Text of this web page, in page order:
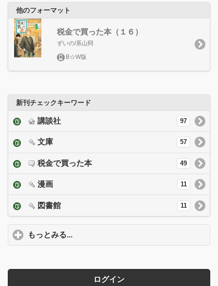
他のフォーマット
税金で買った本（１６）
ずいの/系山冏
B☆W版
新刊チェックキーワード
講談社 97
文庫 57
税金で買った本 49
漫画 11
図書館 11
もっとみる...
ログイン